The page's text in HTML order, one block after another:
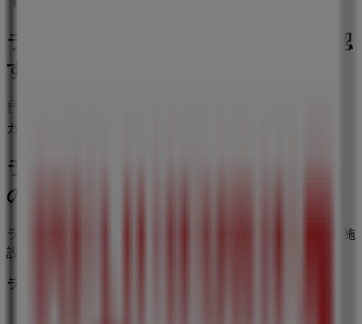
ラウンドワン のオファーをさっと確認
する
カテゴリー:
ラウンドワン, オファーを全てあなた
の手に
ラウンドワンは大阪を中心にした総合エンターテイメント施
設です
ラウンドワンを知る